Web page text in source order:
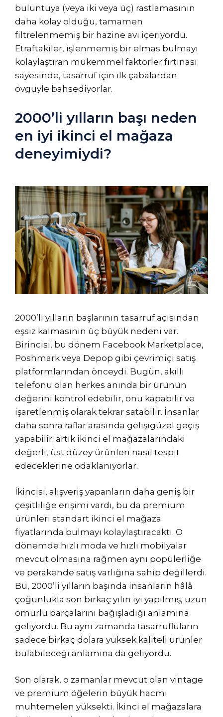
buluntuya (veya iki veya üç) rastlamasının
daha kolay olduğu, tamamen
filtrelenmemiş bir hazine avı içeriyordu.
Etraftakiler, işlenmemiş bir elmas bulmayı
kolaylaştıran mükemmel faktörler fırtınası
sayesinde, tasarruf için ilk çabalardan
övgüyle bahsediyorlar.
2000’li yılların başı neden
en iyi ikinci el mağaza
deneyimiydi?
2000’li yılların başlarının tasarruf açısından
eşsiz kalmasının üç büyük nedeni var.
Birincisi, bu dönem Facebook Marketplace,
Poshmark veya Depop gibi çevrimiçi satış
platformlarından önceydi. Bugün, akıllı
telefonu olan herkes anında bir ürünün
değerini kontrol edebilir, onu kapabilir ve
işaretlenmiş olarak tekrar satabilir. İnsanlar
daha sonra raflar arasında gelişigüzel geçiş
yapabilir; artık ikinci el mağazalarındaki
değerli, üst düzey ürünleri nasıl tespit
edeceklerine odaklanıyorlar.
İkincisi, alışveriş yapanların daha geniş bir
çeşitliliğe erişimi vardı, bu da premium
ürünleri standart ikinci el mağaza
fiyatlarında bulmayı kolaylaştıracaktı. O
dönemde hızlı moda ve hızlı mobilyalar
mevcut olmasına rağmen aynı popülerliğe
ve perakende satış varlığına sahip değillerdi.
Bu, 2000’li yılların başında insanların hâlâ
çoğunlukla son birkaç yılın iyi yapılmış, uzun
ömürlü parçalarını bağışladığı anlamına
geliyordu. Bu aynı zamanda tasarrufluların
sadece birkaç dolara yüksek kaliteli ürünler
bulabileceği anlamına da geliyordu.
Son olarak, o zamanlar mevcut olan vintage
ve premium öğelerin büyük hacmi
muhtemelen yüksekti. İkinci el mağazalara